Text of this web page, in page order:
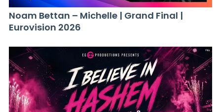
Noam Bettan – Michelle | Grand Final |
Eurovision 2026